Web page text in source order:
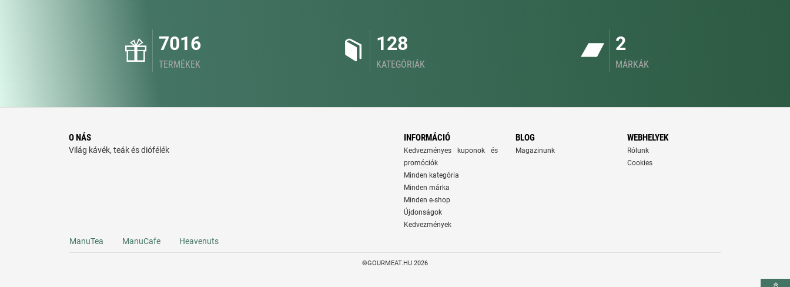
7016
TERMÉKEK
128
KATEGÓRIÁK
2
MÁRKÁK
O NÁS
Világ kávék, teák és diófélék
INFORMÁCIÓ
Kedvezményes kuponok és
promóciók
Minden kategória
Minden márka
Minden e-shop
Újdonságok
Kedvezmények
BLOG
Magazinunk
WEBHELYEK
Rólunk
Cookies
ManuTea ManuCafe Heavenuts
©GOURMEAT.HU 2026